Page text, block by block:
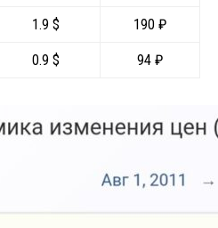
1.9 $ 190 ₽
0.9 $ 94 ₽